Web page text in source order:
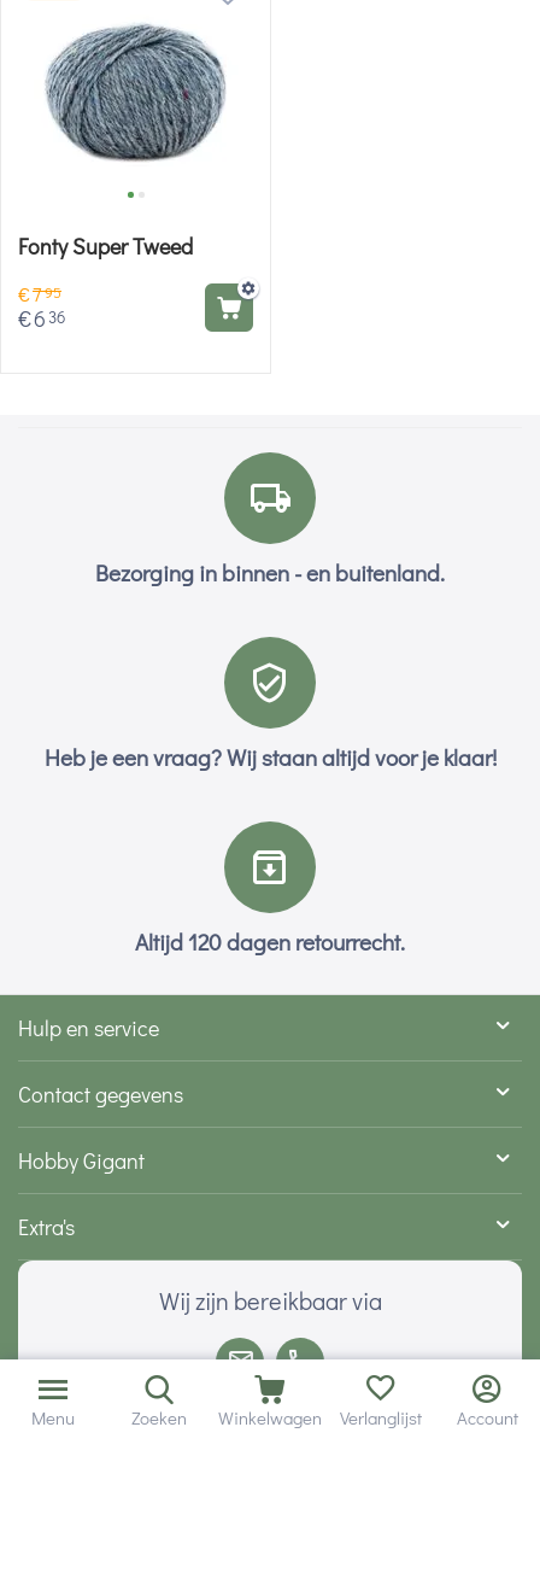
Fonty Super Tweed
€795
€6 36
Bezorging in binnen - en buitenland.
Heb je een vraag? Wij staan altijd voor je klaar!
Altijd 120 dagen retourrecht.
Hulp en service
Contact gegevens
Hobby Gigant
Extra's
Wij zijn bereikbaar via
Menu Zoeken Winkelwagen Verlanglijst Account